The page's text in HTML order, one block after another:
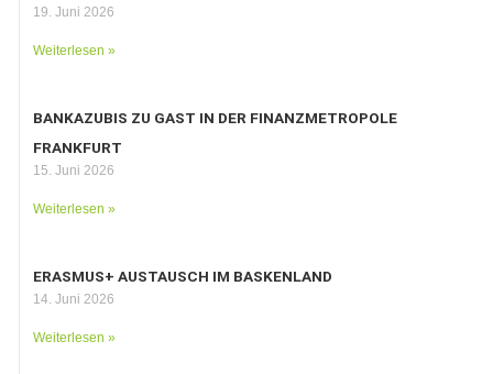
19. Juni 2026
Weiterlesen »
BANKAZUBIS ZU GAST IN DER FINANZMETROPOLE
FRANKFURT
15. Juni 2026
Weiterlesen »
ERASMUS+ AUSTAUSCH IM BASKENLAND
14. Juni 2026
Weiterlesen »